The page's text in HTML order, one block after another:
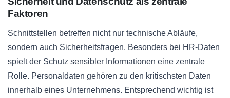
Faktoren
Schnittstellen betreffen nicht nur technische Abläufe,
sondern auch Sicherheitsfragen. Besonders bei HR-Daten
spielt der Schutz sensibler Informationen eine zentrale
Rolle. Personaldaten gehören zu den kritischsten Daten
innerhalb eines Unternehmens. Entsprechend wichtig ist